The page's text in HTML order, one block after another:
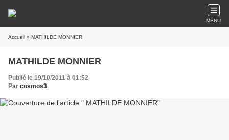
MENU
Accueil » MATHILDE MONNIER
MATHILDE MONNIER
Publié le 19/10/2011 à 01:52
Par cosmos3